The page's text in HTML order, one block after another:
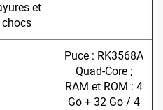
et
chocs
Puce : RK3568A
Quad-Core ;
RAM et ROM : 4
Go + 32 Go / 4